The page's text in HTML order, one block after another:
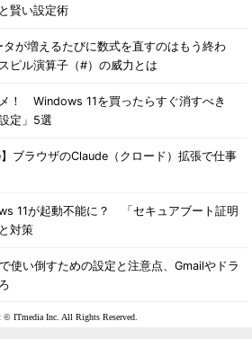
賢い設定術
タが増えるたびに数式を直すのはもう終わ
ピル演算子（#）の威力とは
！ Windows 11を買ったらすぐ消すべき
定」5選
ブラウザのClaude（クロード）拡張で仕事
11が起動不能に？ 「セキュアブート証明
対策
使い倒すための設定と注意点、Gmailやドラ
© ITmedia Inc. All Rights Reserved.